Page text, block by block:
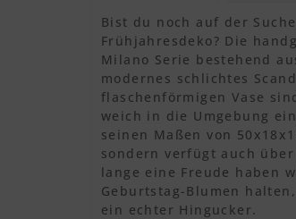
Bist du noch auf der
Frühjahresdeko? Die
Milano Serie bestehend
modernes schlichtes
flaschenförmigen Vase
weich in die Umgebung
seinen Maßen von
sondern verfügt auch
lange eine Freude haben
Geburtstag-Blumen
ein echter Hingucker.